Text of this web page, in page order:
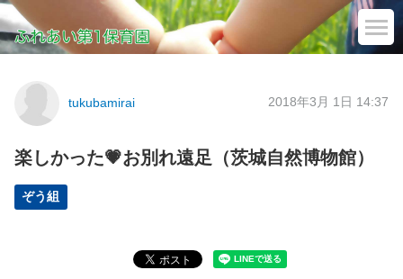
tukubamirai 2018年3月 1日 14:37
楽しかった💗お別れ遠足（茨城自然博物館）
ぞう組